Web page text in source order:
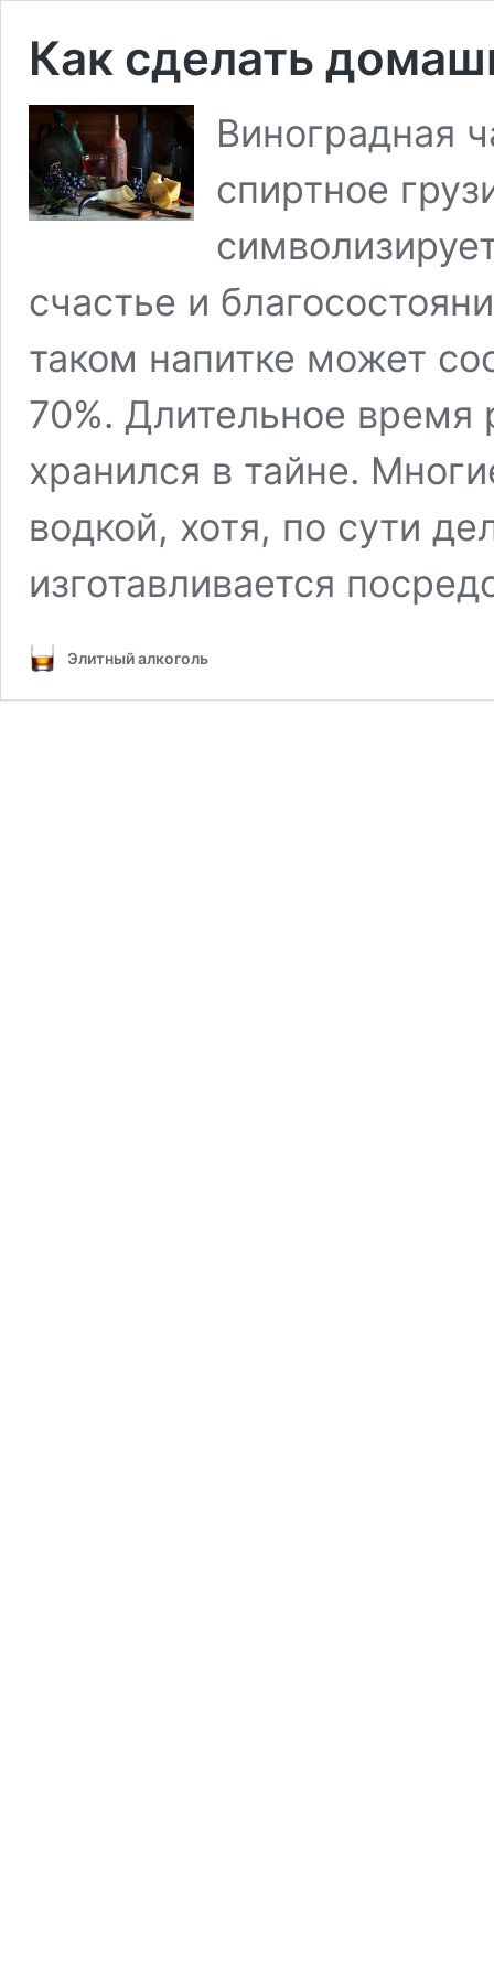
Как сделать
Виноградная
спиртное
счастье и
таком напитке может
70%. Длительное время
хранился в тайне.
водкой, хотя, по сути
изготавливается
Элитный алкоголь